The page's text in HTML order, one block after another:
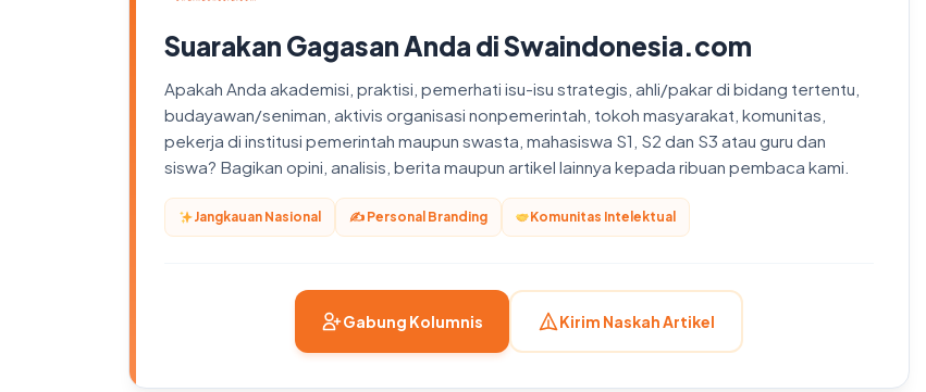
Suarakan Gagasan Anda di Swaindonesia.com
Apakah Anda akademisi, praktisi, pemerhati isu-isu strategis, ahli/pakar di bidang tertentu,
budayawan/seniman, aktivis organisasi nonpemerintah, tokoh masyarakat, komunitas,
pekerja di institusi pemerintah maupun swasta, mahasiswa S1, S2 dan S3 atau guru dan
siswa? Bagikan opini, analisis, berita maupun artikel lainnya kepada ribuan pembaca kami.
Jangkauan Nasional ✍️ Personal Branding Komunitas Intelektual
Gabung Kolumnis Kirim Naskah Artikel